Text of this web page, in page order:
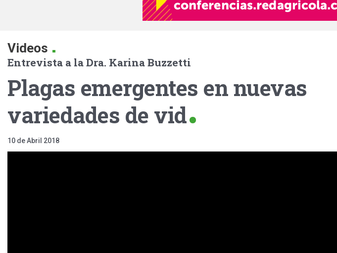
Videos .
Entrevista a la Dra. Karina Buzzetti
Plagas emergentes en nuevas
variedades de vid
10 de Abril 2018